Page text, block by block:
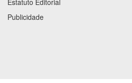
Estatuto Editorial
Publicidade